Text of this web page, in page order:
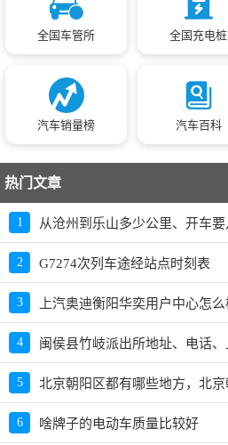
全国车管所 全国充电桩
汽车销量榜 汽车百科
热门文章
1
2 G7274次列车途经站点时刻表
3
4
5
6 啥牌子的电动车质量比较好